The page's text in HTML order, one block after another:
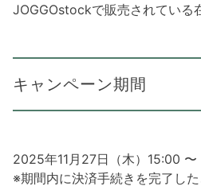
JOGGOstockで販売されている
キャンペーン期間
2025年11月27日（木）15:00
※期間内に決済手続きを完了した